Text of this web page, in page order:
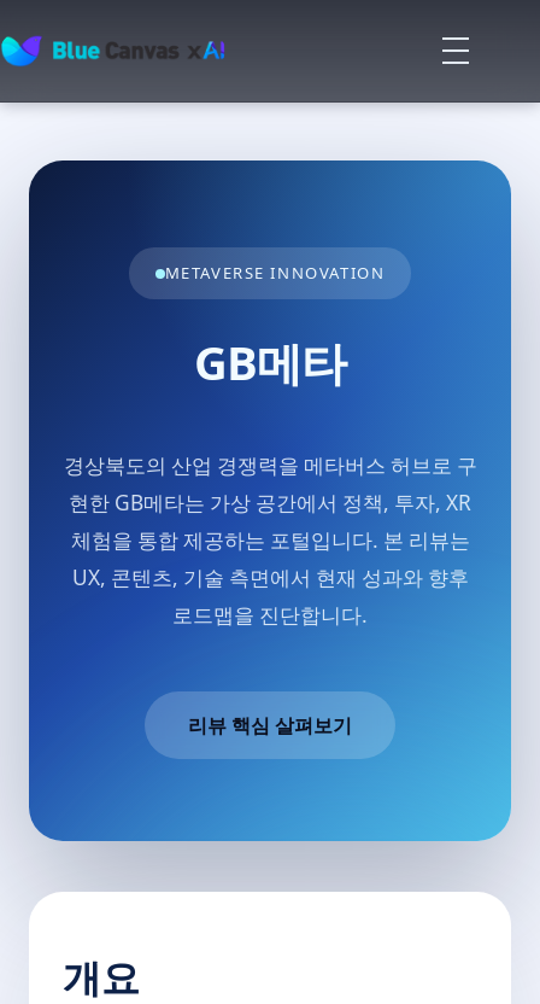
BLUECANVAS
메
뉴
기
METAVERSE INNOVATION
GB메타
경상북도의 산업 경쟁력을 메타버스 허브로 구
현한 GB메타는 가상 공간에서 정책, 투자, XR
체험을 통합 제공하는 포털입니다. 본 리뷰는
UX, 콘텐츠, 기술 측면에서 현재 성과와 향후
로드맵을 진단합니다.
리뷰 핵심 살펴보기
개요